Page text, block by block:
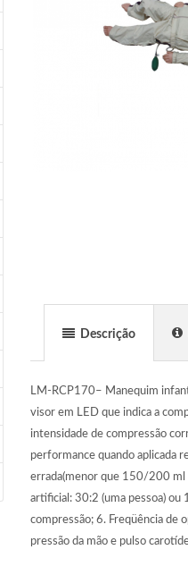
Descrição
LM-RCP170– Manequim
visor em LED que indica a
intensidade de compressão
performance quando aplicada
errada(menor que 150/200 ml
artificial: 30:2 (uma pessoa) ou
compressão; 6. Freqüência de
pressão da mão e pulso